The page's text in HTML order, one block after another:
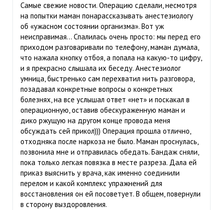
Самые свежие новости. Операцию сделали, несмотря
на попытки маман понарассказывать анестезиологу
об «ужасном состоянии организма». Вот уж
неисправимая… Спалилась очень просто: мы перед его
приходом разговаривали по телефону, маман думала,
что нажала кнопку отбоя, а попала на какую-то цифру,
и я прекрасно слышала их беседу. Анестезиолог
умница, быстренько сам перехватил нить разговора,
позадавал конкретные вопросы о конкретных
болезнях, на все услышал ответ «нет» и поскакал в
операционную, оставив обескураженную маман и
дико ржущую на другом конце провода меня
обсуждать сей прикол))) Операция прошла отлично,
отходняка после наркоза не было. Маман проснулась,
позвонила мне и отправилась обедать. Бандаж сняли,
пока только легкая повязка в месте разреза. Дала ей
приказ выяснить у врача, как именно соединили
перелом и какой комплекс упражнений для
восстановления он ей посоветует. В общем, повернули
в сторону выздоровления.